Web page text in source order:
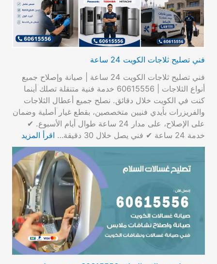
فني تصليح ثلاجات الكويت 24 ساعة
فني تصليح ثلاجات الكويت 24 ساعة | صيانة وإصلاح جميع
أنواع الثلاجات | 60615556 خدمة فنية متنقلة تصلك أينما
كنت في الكويت خلال دقائق. نصلح جميع أعطال الثلاجات
والفريزرات بأيدي فنيين متخصصين، بقطع غيار أصلية وضمان
على الإصلاح، على مدار 24 ساعة طوال أيام الأسبوع. ✔
خدمة 24 ساعة ✔ فني يصل خلال 30 دقيقة…
اقرأ المزيد